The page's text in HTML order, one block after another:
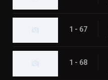
1 - 67
1 - 68